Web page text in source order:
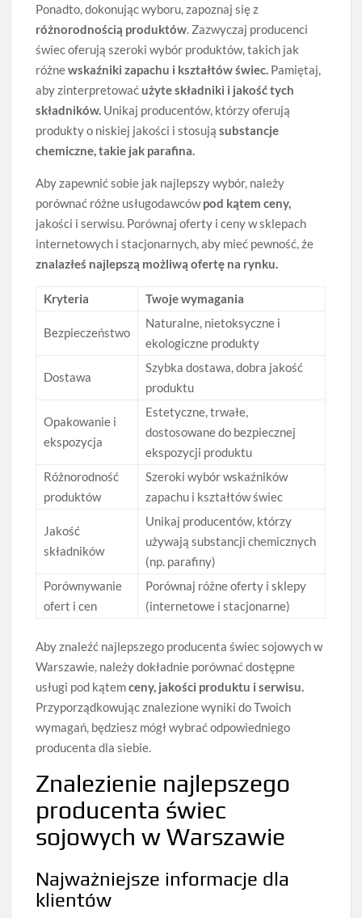
Ponadto, dokonując wyboru, zapoznaj się z
różnorodnością produktów. Zazwyczaj producenci
świec oferują szeroki wybór produktów, takich jak
różnewskaźniki zapachu i kształtów świec. Pamiętaj,
aby zinterpretowaćużyte składniki i jakość tych
składników. Unikaj producentów, którzy oferują
produkty o niskiej jakości i stosująsubstancje
chemiczne, takie jak parafina.
Aby zapewnić sobie jak najlepszy wybór, należy
porównać różne usługodawcówpod kątem ceny,
jakości i serwisu. Porównaj oferty i ceny w sklepach
internetowych i stacjonarnych, aby mieć pewność, że
znalazłeś najlepszą możliwą ofertę na rynku.
Kryteria Twoje wymagania
Bezpieczeństwo
Naturalne, nietoksyczne i
ekologiczne produkty
Dostawa
Szybka dostawa, dobra jakość
produktu
Opakowanie i
ekspozycja
Estetyczne, trwałe,
dostosowane do bezpiecznej
ekspozycji produktu
Różnorodność
produktów
Szeroki wybór wskaźników
zapachu i kształtów świec
Jakość
składników
Unikaj producentów, którzy
używają substancji chemicznych
(np. parafiny)
Porównywanie
ofert i cen
Porównaj różne oferty i sklepy
(internetowe i stacjonarne)
Aby znaleźć najlepszego producenta świec sojowych w
Warszawie, należy dokładnie porównać dostępne
usługi pod kątemceny, jakości produktu i serwisu.
Przyporządkowując znalezione wyniki do Twoich
wymagań, będziesz mógł wybrać odpowiedniego
producenta dla siebie.
Znalezienie najlepszego
producenta świec
sojowych w Warszawie
Najważniejsze informacje dla
klientów